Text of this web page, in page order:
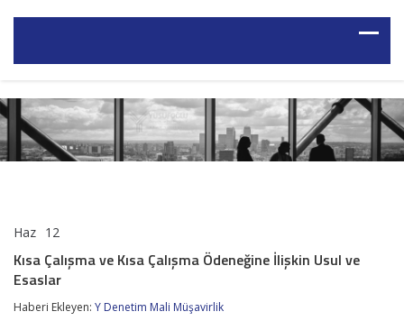
Haz 12
ve
Ödeneğine
Kısa Çalışma ve Kısa Çalışma Ödeneğine İlişkin Usul ve
Esaslar
Haberi Ekleyen: Y Denetim Mali Müşavirlik